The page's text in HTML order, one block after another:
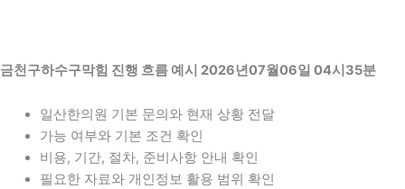
금천구하수구막힘 진행 흐름 예시 2026년07월06일 04시35분
일산한의원 기본 문의와 현재 상황 전달
가능 여부와 기본 조건 확인
비용, 기간, 절차, 준비사항 안내 확인
필요한 자료와 개인정보 활용 범위 확인